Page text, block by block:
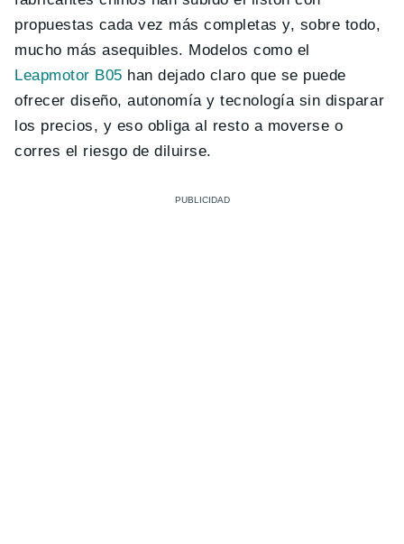
propuestas cada vez más completas y, sobre todo,
mucho más asequibles. Modelos como el
Leapmotor B05 han dejado claro que se puede
ofrecer diseño, autonomía y tecnología sin disparar
los precios, y eso obliga al resto a moverse o
corres el riesgo de diluirse.